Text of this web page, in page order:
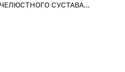
СУСТАВА...